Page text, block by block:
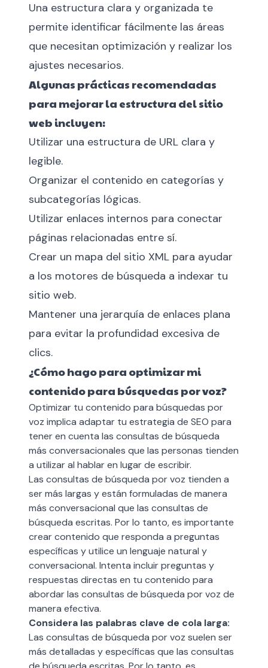
Una estructura clara y organizada te
permite identificar fácilmente las áreas
que necesitan optimización y realizar los
ajustes necesarios.
Algunas prácticas recomendadas
para mejorar la estructura del sitio
web incluyen:
Utilizar una estructura de URL clara y
legible.
Organizar el contenido en categorías y
subcategorías lógicas.
Utilizar enlaces internos para conectar
páginas relacionadas entre sí.
Crear un mapa del sitio XML para ayudar
a los motores de búsqueda a indexar tu
sitio web.
Mantener una jerarquía de enlaces plana
para evitar la profundidad excesiva de
clics.
¿Cómo hago para optimizar mi
contenido para búsquedas por voz?
Optimizar tu contenido para búsquedas por
voz implica adaptar tu estrategia de SEO para
tener en cuenta las consultas de búsqueda
más conversacionales que las personas tienden
a utilizar al hablar en lugar de escribir.
Las consultas de búsqueda por voz tienden a
ser más largas y están formuladas de manera
más conversacional que las consultas de
búsqueda escritas. Por lo tanto, es importante
crear contenido que responda a preguntas
específicas y utilice un lenguaje natural y
conversacional. Intenta incluir preguntas y
respuestas directas en tu contenido para
abordar las consultas de búsqueda por voz de
manera efectiva.
Considera las palabras clave de cola larga:
Las consultas de búsqueda por voz suelen ser
más detalladas y específicas que las consultas